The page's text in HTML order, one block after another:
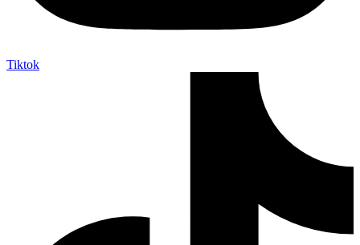
Tiktok